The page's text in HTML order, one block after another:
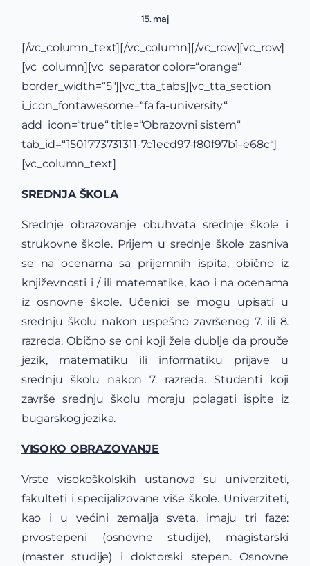
15. maj
[/vc_column_text][/vc_column][/vc_row][vc_row]
[vc_column][vc_separator color=“orange“
border_width=“5″][vc_tta_tabs][vc_tta_section
i_icon_fontawesome=“fa fa-university“
add_icon=“true“ title=“Obrazovni sistem“
tab_id=“1501773731311-7c1ecd97-f80f97b1-e68c“]
[vc_column_text]
SREDNJA ŠKOLA
Srednje obrazovanje obuhvata srednje škole i
strukovne škole. Prijem u srednje škole zasniva
se na ocenama sa prijemnih ispita, obično iz
književnosti i / ili matematike, kao i na ocenama
iz osnovne škole. Učenici se mogu upisati u
srednju školu nakon uspešno završenog 7. ili 8.
razreda. Obično se oni koji žele dublje da prouče
jezik, matematiku ili informatiku prijave u
srednju školu nakon 7. razreda. Studenti koji
završe srednju školu moraju polagati ispite iz
bugarskog jezika.
VISOKO OBRAZOVANJE
Vrste visokoškolskih ustanova su univerziteti,
fakulteti i specijalizovane više škole. Univerziteti,
kao i u većini zemalja sveta, imaju tri faze:
prvostepeni (osnovne studije), magistarski
(master studije) i doktorski stepen. Osnovne